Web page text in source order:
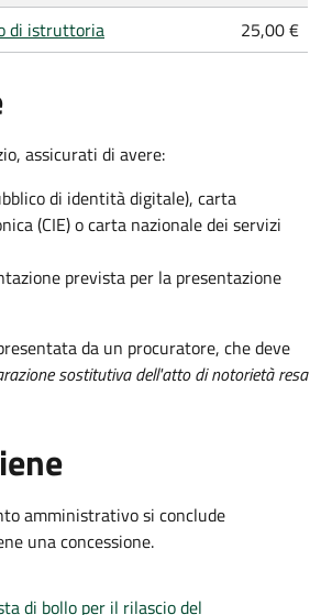
di istruttoria
25,00 €
assicurati di avere:
di identità digitale), carta
(CIE) o carta nazionale dei servizi
prevista per la presentazione
da un procuratore, che deve
sostitutiva dell'atto di notorietà resa
amministrativo si conclude
una concessione.
di bollo per il rilascio del